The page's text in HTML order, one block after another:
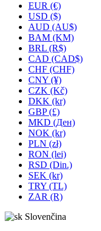
EUR (€)
USD ($)
AUD (AU$)
BAM (KM)
BRL (R$)
CAD (CAD$)
CHF (CHF)
CNY (¥)
CZK (Kč)
DKK (kr)
GBP (£)
MKD (Ден)
NOK (kr)
PLN (zł)
RON (lei)
RSD (Din.)
SEK (kr)
TRY (TL)
ZAR (R)
Slovenčina